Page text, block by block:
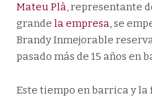
Mateu Plà, representante
grandela empresa, se
Brandy Inmejorable
pasado más de 15 años en
Este tiempo en barrica y